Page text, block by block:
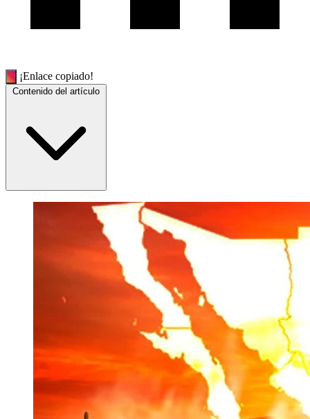
¡Enlace copiado!
Contenido del artículo